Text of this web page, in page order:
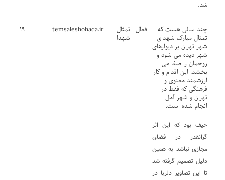
شد.
چند سالی هست که
تمثال مبارک شهدای
شهر تهران بر دیوارهای
شهر دیده می شود و
روحمان را صفا می
بخشد. این اقدام و کار
ارزشمند معنوی و
فرهنگی که فقط در
تهران و شهر آمل
انجام شده است.
حیف بود که این اثر
گرانقدر در فضای
مجازی نباشد به همین
دلیل تصمیم گرفته شد
تا این تصاویر دلربا در
فعال تمثال
شهدا
temsaleshohada.ir ۱۹